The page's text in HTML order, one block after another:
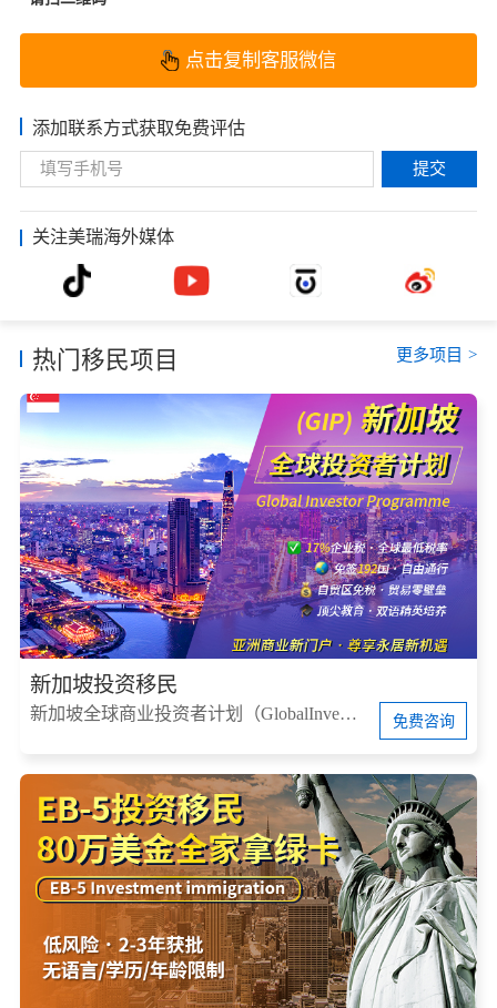
点击复制客服微信
添加联系方式获取免费评估
提交
关注美瑞海外媒体
热门移民项目 更多项目 >
新加坡投资移民
新加坡全球商业投资者计划（GlobalInvestorProgram，简称GIP） 免费咨询